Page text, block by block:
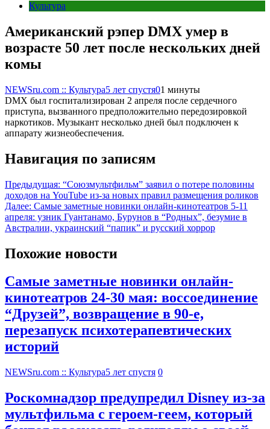
Культура
Американский рэпер DMX умер в
возрасте 50 лет после нескольких дней
комы
NEWSru.com :: Культура5 лет спустя01 минуты
DMX был госпитализирован 2 апреля после сердечного
приступа, вызванного предположительно передозировкой
наркотиков. Музыкант несколько дней был подключен к
аппарату жизнеобеспечения.
Навигация по записям
Предыдущая: “Союзмультфильм” заявил о потере половины
доходов на YouTube из-за новых правил размещения роликов
Далее: Самые заметные новинки онлайн-кинотеатров 5-11
апреля: узник Гуантанамо, Бурунов в “Родных”, безумие в
Австралии, украинский “папик” и русский хоррор
Похожие новости
Самые заметные новинки онлайн-
кинотеатров 24-30 мая: воссоединение
“Друзей”, возвращение в 90-е,
перезапуск психотерапевтических
историй
NEWSru.com :: Культура5 лет спустя 0
Роскомнадзор предупредил Disney из-за
мультфильма c героем-геем, который